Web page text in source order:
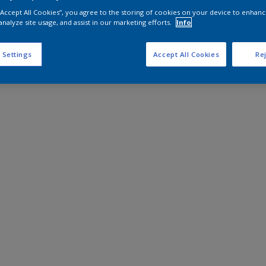
All Cookies”, you agree to the storing of cookies on your device to
site usage, and assist in our marketing efforts.
Info
Settings Accept All Cookies